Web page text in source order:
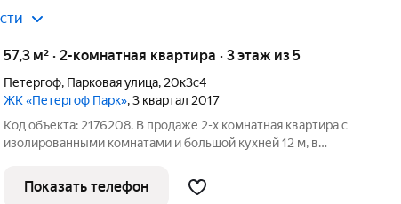
57,3 м² · 2-комнатная квартира · 3 этаж из 5
Петергоф, Парковая улица, 20к3с4
ЖК «Петергоф Парк», 3 квартал 2017
Код объекта: 2176208. В продаже 2-х комнатная квартира с
изолированными комнатами и большой кухней 12 м, в
просмотр хочется в ней остаться, настолько тут всё гармонично и
всё продумано. Окна
Показать телефон